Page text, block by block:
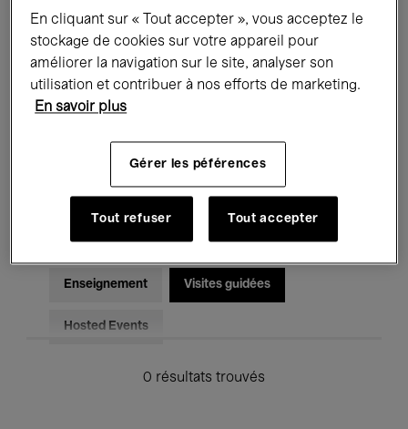
Expositions Films Performances
Rencontres & Débats Jazz
Musique électronique
Pour tous Kids’ Palace
Enseignement Visites guidées
Hosted Events
0 résultats trouvés
En cliquant sur « Tout accepter », vous acceptez le
stockage de cookies sur votre appareil pour
améliorer la navigation sur le site, analyser son
utilisation et contribuer à nos efforts de marketing.
En savoir plus
Gérer les péférences
Tout refuser Tout accepter